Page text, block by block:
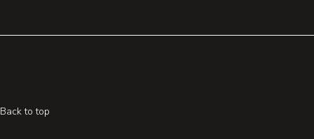
Back to top